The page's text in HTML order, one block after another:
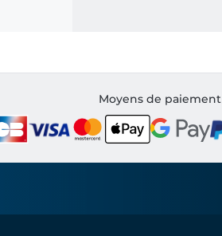
Moyens de paiement